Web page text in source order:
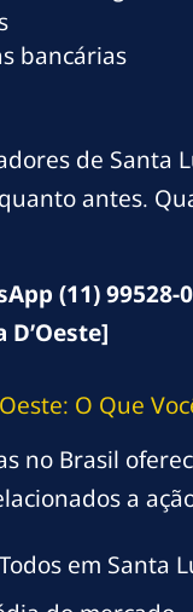
bancárias
de Santa
antes.
(11)
O Que
no Brasil
a
em Santa